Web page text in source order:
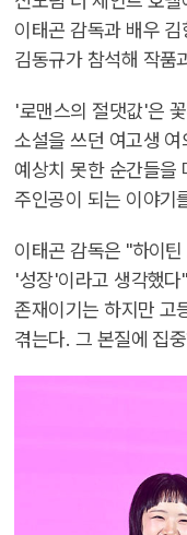
이태곤 감독과 배우
김동규가 참석해 작품
'로맨스의 절댓값'은
소설을 쓰던 여고생
예상치 못한 순간들을
주인공이 되는 이야기
이태곤 감독은 "하이
'성장'이라고 생각했
존재이기는 하지만 고
겪는다. 그 본질에 집